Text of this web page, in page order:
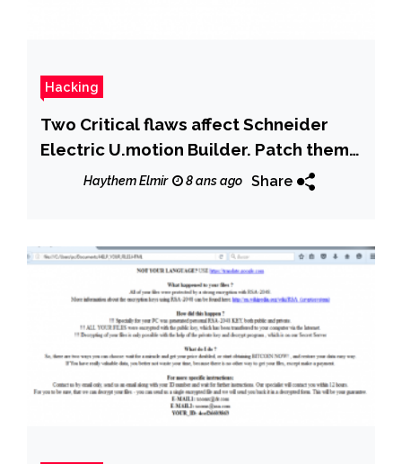
Hacking
Two Critical flaws affect Schneider
Electric U.motion Builder. Patch them
Haythem Elmir 8 ans ago Share